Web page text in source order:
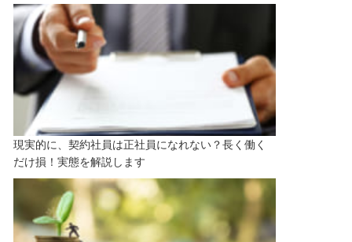
現実的に、契約社員は正社員になれない？長く働く
だけ損！実態を解説します